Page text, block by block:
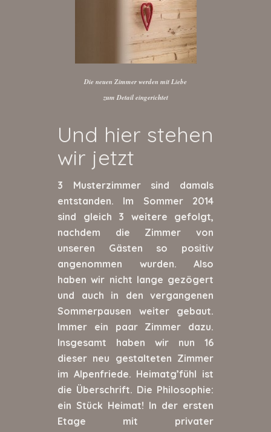
Die neuen Zimmer werden mit Liebe
zum Detail eingerichtet
Und hier stehen
wir jetzt
3 Musterzimmer sind damals
entstanden. Im Sommer 2014
sind gleich 3 weitere gefolgt,
nachdem die Zimmer von
unseren Gästen so positiv
angenommen wurden. Also
haben wir nicht lange gezögert
und auch in den vergangenen
Sommerpausen weiter gebaut.
Immer ein paar Zimmer dazu.
Insgesamt haben wir nun 16
dieser neu gestalteten Zimmer
im Alpenfriede. Heimatg’fühl ist
die Überschrift. Die Philosophie:
ein Stück Heimat! In der ersten
Etage mit privater